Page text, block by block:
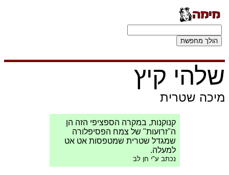
שלהי קיץ
מיכה שטרית
קנוקנות, במקרה הספציפי הזה הן
ה"זרועות" של צמח הפסיפלורה
שמגדל שטרית שמטפסות אט אט
למעלה.
נכתב ע"י חן לב